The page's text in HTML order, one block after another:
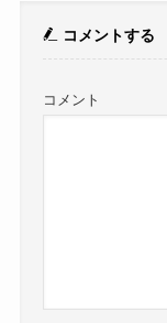
コメントする
コメント